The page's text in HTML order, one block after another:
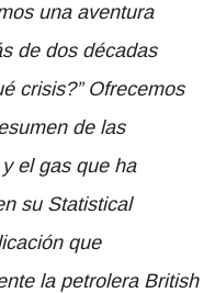
una aventura
de dos décadas
crisis?” Ofrecemos
de las
el gas que ha
su Statistical
que
la petrolera British